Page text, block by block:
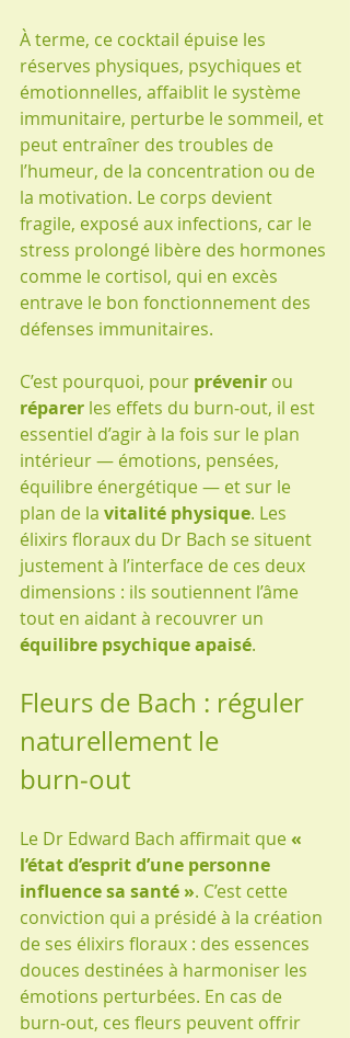
À terme, ce cocktail épuise les
réserves physiques, psychiques et
émotionnelles, affaiblit le système
immunitaire, perturbe le sommeil, et
peut entraîner des troubles de
l’humeur, de la concentration ou de
la motivation. Le corps devient
fragile, exposé aux infections, car le
stress prolongé libère des hormones
comme le cortisol, qui en excès
entrave le bon fonctionnement des
défenses immunitaires.
C’est pourquoi, pour prévenir ou
réparer les effets du burn‑out, il est
essentiel d’agir à la fois sur le plan
intérieur — émotions, pensées,
équilibre énergétique — et sur le
plan de la vitalité physique. Les
élixirs floraux du Dr Bach se situent
justement à l’interface de ces deux
dimensions : ils soutiennent l’âme
tout en aidant à recouvrer un
équilibre psychique apaisé.
Fleurs de Bach : réguler
naturellement le
burn‑out
Le Dr Edward Bach affirmait que «
l’état d’esprit d’une personne
influence sa santé ». C’est cette
conviction qui a présidé à la création
de ses élixirs floraux : des essences
douces destinées à harmoniser les
émotions perturbées. En cas de
burn‑out, ces fleurs peuvent offrir